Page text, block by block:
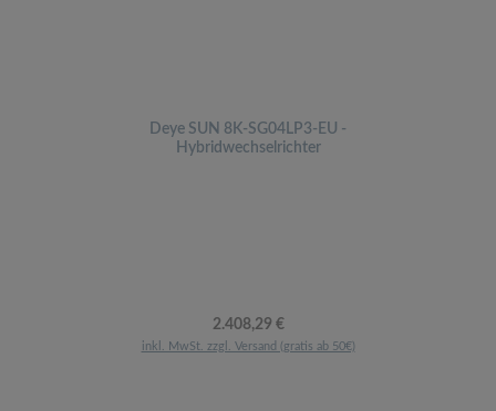
Deye SUN 8K-SG04LP3-EU -
Hybridwechselrichter
Regulärer Preis:
2.408,29 €
inkl. MwSt. zzgl. Versand (gratis ab 50€)